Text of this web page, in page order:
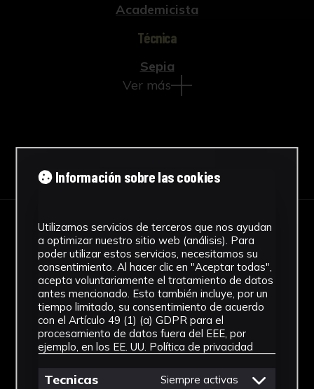
Academicista
Técnica
Sepia
Ver más
IMÁGENES
Información sobre las cookies
Utilizamos servicios de terceros que nos ayudan
a optimizar nuestro sitio web (análisis). Para
poder utilizar estos servicios, necesitamos su
consentimiento. Al hacer clic en "Aceptar todas",
acepta voluntariamente el tratamiento de datos
antes mencionado. Esto también incluye, por un
tiempo limitado, su consentimiento de acuerdo
con el Artículo 49 (1) (a) GDPR para el
procesamiento de datos fuera del EEE, por
ejemplo, en los EE. UU. Política de privacidad
Tecnicas Siempre activas